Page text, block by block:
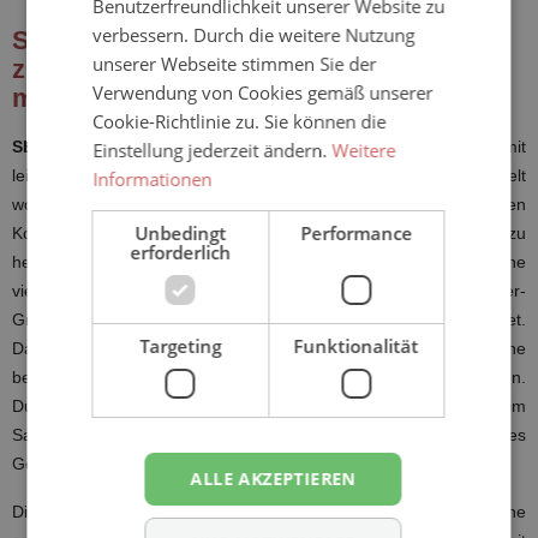
SENI Lady Einlagen: Diskreter und
zuverlässiger Schutz für aktive Frauen
mit Inkontinenz
SENI Lady Inkontinenzeinlagensind speziell für Frauen mit
leichter bis mäßiger Inkontinenz oder Blasenschwäche entwickelt
worden. Sie eignen sich besonders für aktive Frauen, die den
Komfort, die Sicherheit und Diskretion schätzen. Im Vergleich zu
herkömmlichen Damenbinden haben
eine
vielfach höhere Saugfähigkeit, dank des speziellen Superabsorber-
Granulats und des EDS, welches Flüssigkeit und Gerüche bindet.
Das "Extra Dry System", kurz EDS genannt, bezieht sich auf eine
besondere Vliesschicht im Saugkern von Inkontinenzprodukten.
Durch die EDS-Schicht wird die Flüssigkeit schnell und effektiv im
Saugkern verteilt und aufgenommen, was ein angenehm trockenes
Gefühl und hohen Tragekomfort gewährleistet.
Die SENI Lady Einlagensind atmungsaktiv und haben eine
Benutzerfreundlichkeit unserer Website zu
verbessern. Durch die weitere Nutzung
unserer Webseite stimmen Sie der
Verwendung von Cookies gemäß unserer
Cookie-Richtlinie zu. Sie können die
Einstellung jederzeit ändern.Weitere
Informationen
Unbedingt
erforderlich
Performance
Targeting Funktionalität
ALLE AKZEPTIEREN